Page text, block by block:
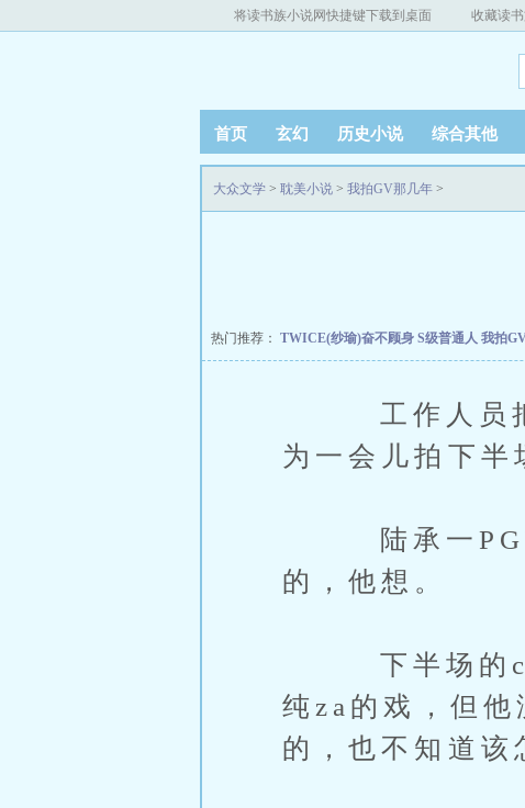
将读书族小说网快捷键下载到桌面 收藏读
首页 玄幻 历史小说 综合其他
大众文学 > 耽美小说 > 我拍GV那几年 >
热门推荐： TWICE(纱瑜)奋不顾身 S级普通人 我拍
工作人员把
为一会儿拍下半
陆承一PGU
的，他想。
下半场的cHa
纯za的戏，但他
的，也不知道该